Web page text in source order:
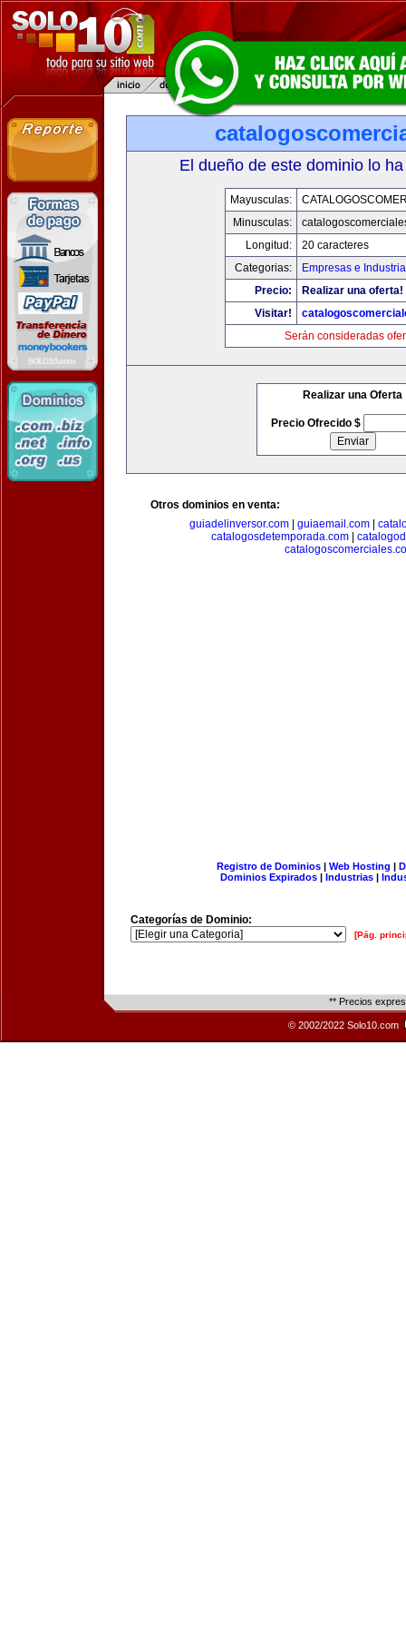
El dueño de este dominio lo
Mayusculas:
Minusculas:
Longitud:
20 caracteres
Categorias:
Empresas e
Precio:
Realizar una oferta!
Visitar!
Serán consideradas
Realizar una Oferta
Precio Ofrecido $
Otros dominios en venta:
guiadelinversor.com| guiaemail.com|
catalogosdetemporada.com|
Registro de Dominios| Web Hosting |
Dominios Expirados | Industrias |
Categorías de Dominio:
[Pág.
** Precios
© 2002/2022 Solo10.com